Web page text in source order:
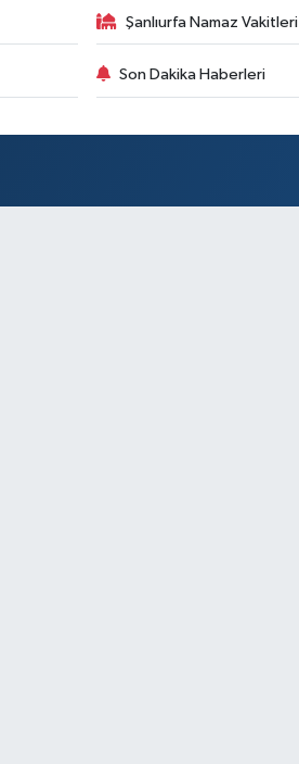
Şanlıurfa Namaz Vakitleri
Son Dakika Haberleri